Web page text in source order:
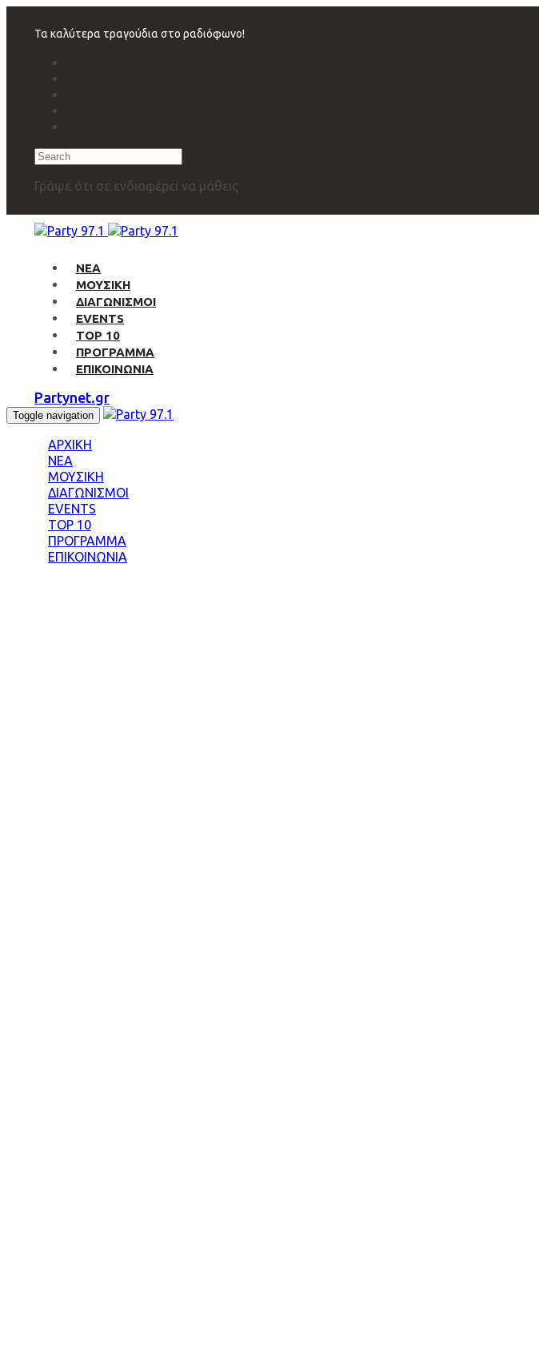
navigation
Τα καλύτερα τραγούδια στο ραδιόφωνο!
Search
Γράψε ότι σε ενδιαφέρει να μάθεις
ΝΕΑ
ΜΟΥΣΙΚΗ
ΔΙΑΓΩΝΙΣΜΟΙ
EVENTS
TOP 10
ΠΡΟΓΡΑΜΜΑ
ΕΠΙΚΟΙΝΩΝΙΑ
Partynet.gr
Toggle navigation
ΑΡΧΙΚΗ
ΝΕΑ
ΜΟΥΣΙΚΗ
ΔΙΑΓΩΝΙΣΜΟΙ
EVENTS
TOP 10
ΠΡΟΓΡΑΜΜΑ
ΕΠΙΚΟΙΝΩΝΙΑ